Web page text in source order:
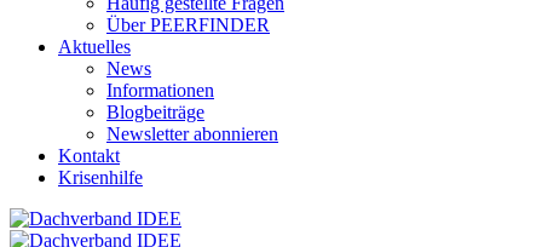
Über PEERFINDER
Aktuelles
News
Informationen
Blogbeiträge
Newsletter abonnieren
Kontakt
Krisenhilfe